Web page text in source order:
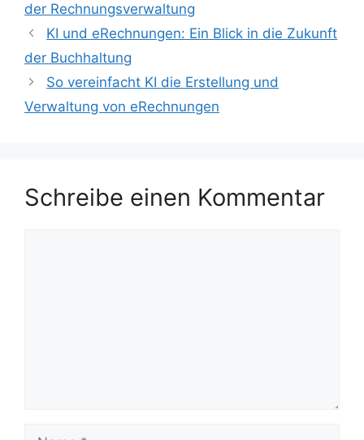
der Rechnungsverwaltung
KI und eRechnungen: Ein Blick in die Zukunft
der Buchhaltung
So vereinfacht KI die Erstellung und
Verwaltung von eRechnungen
Schreibe einen Kommentar
Name